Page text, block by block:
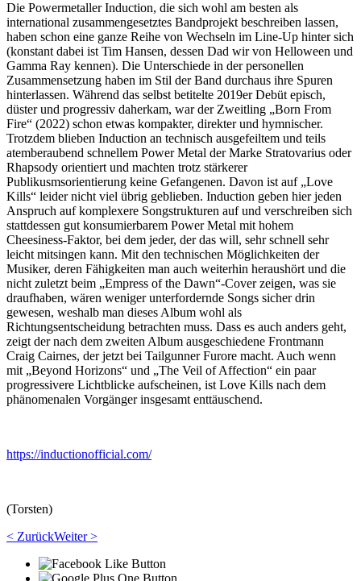
Die Powermetaller Induction, die sich wohl am besten als
international zusammengesetztes Bandprojekt beschreiben lassen,
haben schon eine ganze Reihe von Wechseln im Line-Up hinter sich
(konstant dabei ist Tim Hansen, dessen Dad wir von Helloween und
Gamma Ray kennen). Die Unterschiede in der personellen
Zusammensetzung haben im Stil der Band durchaus ihre Spuren
hinterlassen. Während das selbst betitelte 2019er Debüt episch,
düster und progressiv daherkam, war der Zweitling „Born From
Fire“ (2022) schon etwas kompakter, direkter und hymnischer.
Trotzdem blieben Induction an technisch ausgefeiltem und teils
atemberaubend schnellem Power Metal der Marke Stratovarius oder
Rhapsody orientiert und machten trotz stärkerer
Publikusmsorientierung keine Gefangenen. Davon ist auf „Love
Kills“ leider nicht viel übrig geblieben. Induction geben hier jeden
Anspruch auf komplexere Songstrukturen auf und verschreiben sich
stattdessen gut konsumierbarem Power Metal mit hohem
Cheesiness-Faktor, bei dem jeder, der das will, sehr schnell sehr
leicht mitsingen kann. Mit den technischen Möglichkeiten der
Musiker, deren Fähigkeiten man auch weiterhin heraushört und die
nicht zuletzt beim „Empress of the Dawn“-Cover zeigen, was sie
draufhaben, wären weniger unterfordernde Songs sicher drin
gewesen, weshalb man dieses Album wohl als
Richtungsentscheidung betrachten muss. Dass es auch anders geht,
zeigt der nach dem zweiten Album ausgeschiedene Frontmann
Craig Cairnes, der jetzt bei Tailgunner Furore macht. Auch wenn
mit „Beyond Horizons“ und „The Veil of Affection“ ein paar
progressivere Lichtblicke aufscheinen, ist Love Kills nach dem
phänomenalen Vorgänger insgesamt enttäuschend.
https://inductionofficial.com/
(Torsten)
< ZurückWeiter >